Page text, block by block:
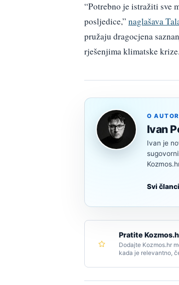
“Potrebno je istražiti sve
posljedice,” naglašava
pružaju dragocjena
rješenjima klimatske krize.
O
Ivan
Ivan je
Svi
Pratite
Dodajte Kozmos.hr
kada je relevantno,